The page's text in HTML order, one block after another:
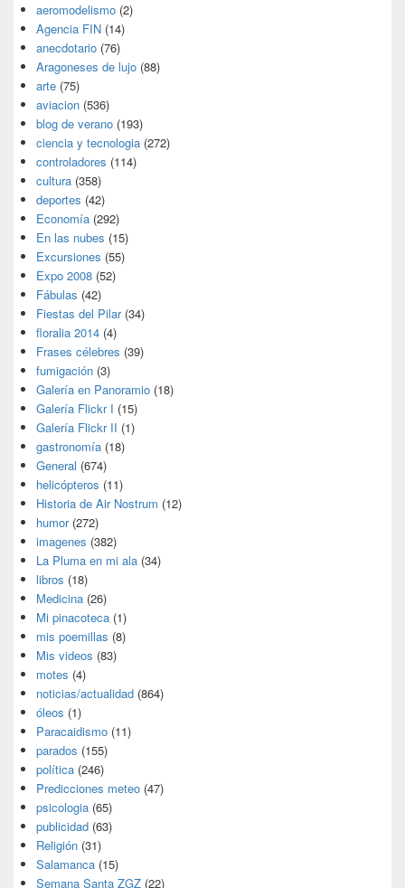
aeromodelismo (2)
Agencia FIN (14)
anecdotario (76)
Aragoneses de lujo (88)
arte (75)
aviacion (536)
blog de verano (193)
ciencia y tecnologia (272)
controladores (114)
cultura (358)
deportes (42)
Economía (292)
En las nubes (15)
Excursiones (55)
Expo 2008 (52)
Fábulas (42)
Fiestas del Pilar(34)
floralia 2014 (4)
Frases célebres (39)
fumigación (3)
Galería en Panoramio (18)
Galería Flickr I (15)
Galería Flickr II (1)
gastronomía (18)
General (674)
helicópteros (11)
Historia de Air Nostrum (12)
humor(272)
imagenes (382)
La Pluma en mi ala (34)
libros (18)
Medicina (26)
Mi pinacoteca (1)
mis poemillas (8)
Mis videos (83)
motes (4)
noticias/actualidad (864)
óleos (1)
Paracaidismo (11)
parados (155)
política (246)
Predicciones meteo (47)
psicologia (65)
publicidad (63)
Religión (31)
Salamanca (15)
Semana Santa ZGZ (22)